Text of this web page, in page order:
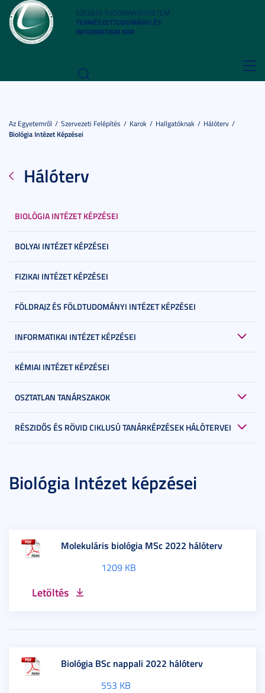
SZEGEDI TUDOMÁNYEGYETEM
TERMÉSZETTUDOMÁNYI ÉS
INFORMATIKAI KAR
Az Egyetemről Szervezeti Felépítés Karok Hallgatóknak
Hálóterv
Biológia Intézet Képzései
Hálóterv
BIOLÓGIA INTÉZET KÉPZÉSEI
BOLYAI INTÉZET KÉPZÉSEI
FIZIKAI INTÉZET KÉPZÉSEI
FÖLDRAJZ ÉS FÖLDTUDOMÁNYI INTÉZET KÉPZÉSEI
INFORMATIKAI INTÉZET KÉPZÉSEI
KÉMIAI INTÉZET KÉPZÉSEI
OSZTATLAN TANÁRSZAKOK
RÉSZIDŐS ÉS RÖVID CIKLUSÚ TANÁRKÉPZÉSEK HÁLÓTERVEI
Biológia Intézet képzései
Molekuláris biológia MSc 2022 hálóterv
1209 KB
Letöltés
Biológia BSc nappali 2022 hálóterv
553 KB